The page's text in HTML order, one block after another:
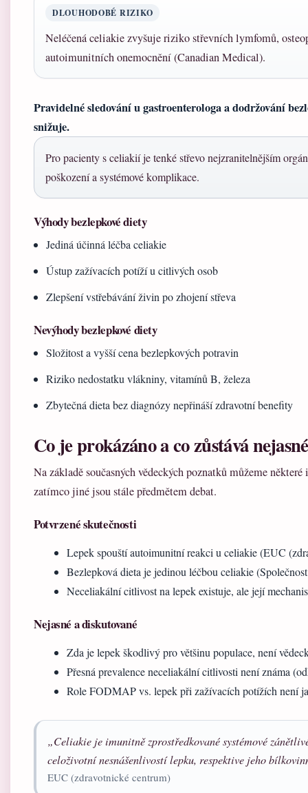
DLOUHODOBÉ RIZIKO
Neléčená celiakie zvyšuje riziko střevních lymfomů,
autoimunitních onemocnění (Canadian Medical).
Pravidelné sledování u gastroenterologa a dodržování
snižuje.
Pro pacienty s celiakií je tenké střevo nejzranitelnějším
poškození a systémové komplikace.
Výhody bezlepkové diety
Jediná účinná léčba celiakie
Ústup zažívacích potíží u citlivých osob
Zlepšení vstřebávání živin po zhojení střeva
Nevýhody bezlepkové diety
Složitost a vyšší cena bezlepkových potravin
Riziko nedostatku vlákniny, vitamínů B, železa
Zbytečná dieta bez diagnózy nepřináší zdravotní benefity
Co je prokázáno a co zůstává nejasné
Na základě současných vědeckých poznatků můžeme některé
zatímco jiné jsou stále předmětem debat.
Potvrzené skutečnosti
Lepek spouští autoimunitní reakci u celiakie (EUC
Bezlepková dieta je jedinou léčbou celiakie
Neceliakální citlivost na lepek existuje, ale její
Nejasné a diskutované
Zda je lepek škodlivý pro většinu populace, není
Přesná prevalence neceliakální citlivosti není známa
Role FODMAP vs. lepek při zažívacích potížích není
„Celiakie je imunitně zprostředkované systémové
celoživotní nesnášenlivostí lepku, respektive jeho
EUC (zdravotnické centrum)